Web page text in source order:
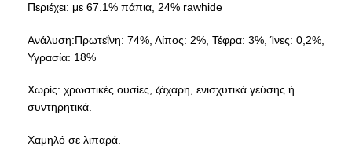
Περιέχει: με 67.1% πάπια, 24% rawhide
Ανάλυση:Πρωτεΐνη: 74%, Λίπος: 2%, Τέφρα: 3%, Ίνες: 0,2%,
Υγρασία: 18%
Χωρίς: χρωστικές ουσίες, ζάχαρη, ενισχυτικά γεύσης ή
συντηρητικά.
Χαμηλό σε λιπαρά.